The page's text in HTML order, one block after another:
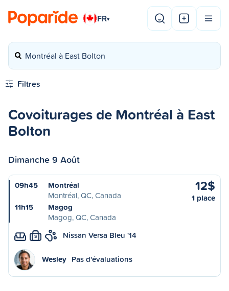
FR▾
Montréal à East Bolton
Filtres
Covoiturages de Montréal à East
Bolton
Dimanche 9 Août
09h45
Montréal
Montréal, QC, Canada
11h15
Magog
Magog, QC, Canada
12$
1 place
S Nissan Versa Bleu '14
Wesley Pas d'évaluations